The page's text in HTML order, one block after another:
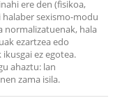
ere den (fisikoa,
sexismo-modu
normalizatuenak, hala
ezartzea edo
ez egotea.
ahaztu: lan
zama isila.